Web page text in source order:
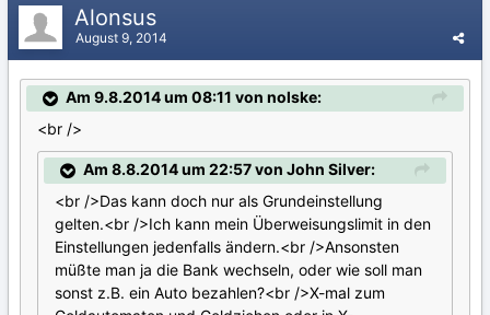
Alonsus
August 9, 2014
Am 9.8.2014 um 08:11 von nolske:
<br />
Am 8.8.2014 um 22:57 von John Silver:
<br />Das kann doch nur als Grundeinstellung
gelten.<br />Ich kann mein Überweisungslimit in den
Einstellungen jedenfalls ändern.<br />Ansonsten
müßte man ja die Bank wechseln, oder wie soll man
sonst z.B. ein Auto bezahlen?<br />X-mal zum